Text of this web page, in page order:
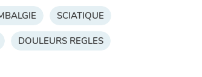
SCIATIQUE
DOULEURS REGLES